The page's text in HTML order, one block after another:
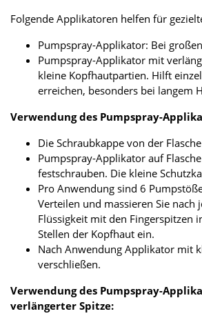
Folgende Applikatoren helfen für
Pumpspray-Applikator: Bei
Pumpspray-Applikator mit
kleine Kopfhautpartien. Hilft
erreichen, besonders bei langem
Verwendung des Pumpspray-
Die Schraubkappe von der
Pumpspray-Applikator auf
festschrauben. Die kleine
Pro Anwendung sind 6
Verteilen und massieren Sie nach
Flüssigkeit mit den Fingerspitzen
Stellen der Kopfhaut ein.
Nach Anwendung Applikator mit
verschließen.
Verwendung des Pumpspray-
verlängerter Spitze: